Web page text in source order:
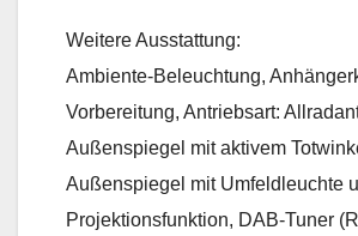
Weitere Ausstattung:
Ambiente-Beleuchtung,
Vorbereitung, Antriebsart:
Außenspiegel mit aktivem
Außenspiegel mit Umfeldleuchte
Projektionsfunktion, DAB-Tuner